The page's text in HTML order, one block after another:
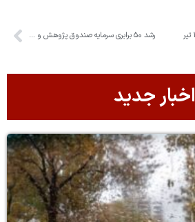
رشد ۵۰ برابری سرمایه صندوق پژوهش و فناوری البرز
اخبار جدید